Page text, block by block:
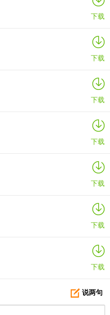
戏。
下载
下载
下载
下载
下载
下载
下载
说两句